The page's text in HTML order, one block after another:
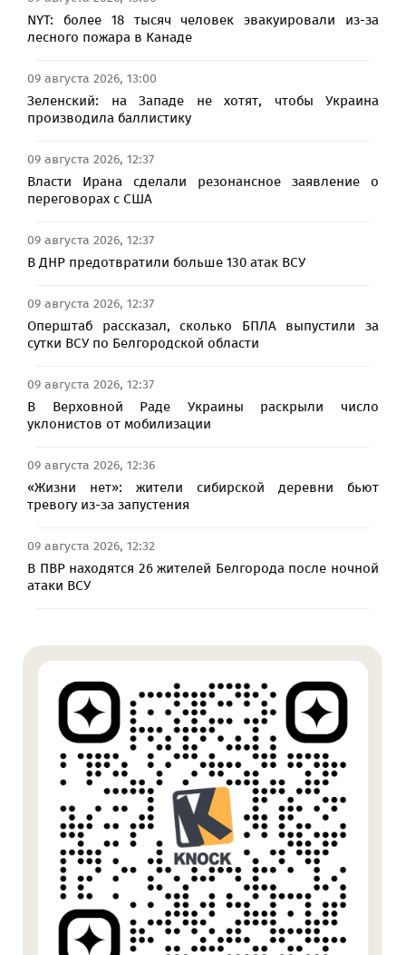
NYT: более 18 тысяч человек эвакуировали из-за
лесного пожара в Канаде
09 августа 2026, 13:00
Зеленский: на Западе не хотят, чтобы Украина
производила баллистику
09 августа 2026, 12:37
Власти Ирана сделали резонансное заявление о
переговорах с США
09 августа 2026, 12:37
В ДНР предотвратили больше 130 атак ВСУ
09 августа 2026, 12:37
Оперштаб рассказал, сколько БПЛА выпустили за
сутки ВСУ по Белгородской области
09 августа 2026, 12:37
В Верховной Раде Украины раскрыли число
уклонистов от мобилизации
09 августа 2026, 12:36
«Жизни нет»: жители сибирской деревни бьют
тревогу из-за запустения
09 августа 2026, 12:32
В ПВР находятся 26 жителей Белгорода после ночной
атаки ВСУ